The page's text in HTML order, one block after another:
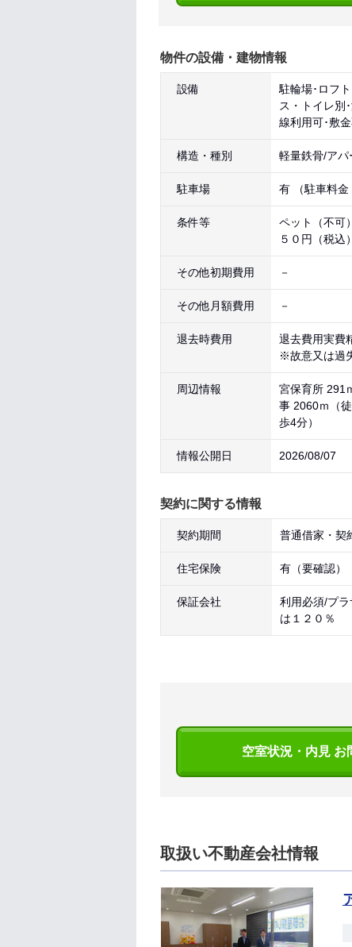
物件の設備・建物情報
設備
駐輪場･ロフ
ス・トイレ別
線利用可･敷
構造・種別 軽量鉄骨/アパ
駐車場 有 （駐車料金
条件等
ペット（不可
５０円（税込
その他初期費用 －
その他月額費用 －
退去時費用
退去費用実費
※故意又は過
周辺情報
宮保育所 291
事 2060ｍ（
歩4分）
情報公開日 2026/08/07
契約に関する情報
契約期間 普通借家・契
住宅保険 有（要確認）
保証会社
利用必須/プ
は１２０％
空室状況・内見 お
取扱い不動産会社情報